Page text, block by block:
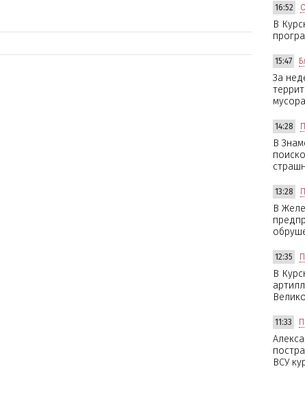
16:52
В
15:47
За
мусора
14:28
В
13:28
В
12:35
В
11:33
ВСУ